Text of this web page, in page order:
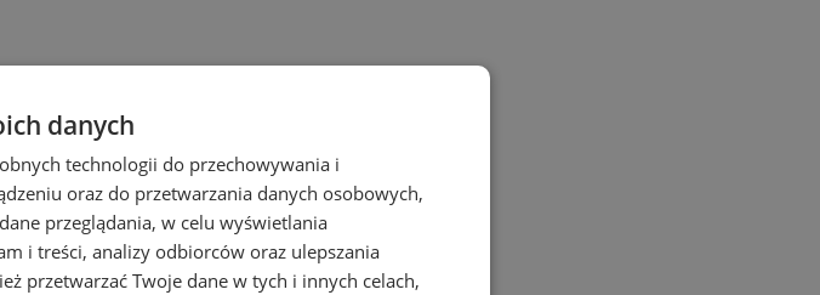
danych
technologii do przechowywania i
oraz do przetwarzania danych osobowych,
przeglądania, w celu wyświetlania
i treści, analizy odbiorców oraz ulepszania
przetwarzać Twoje dane w tych i innych celach,